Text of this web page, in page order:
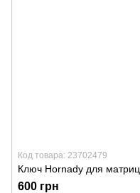
Код товара: 23702479
Ключ Hornady для матриц
600 грн